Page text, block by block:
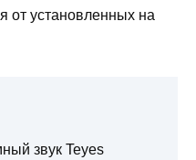
от установленных на
звук Teyes